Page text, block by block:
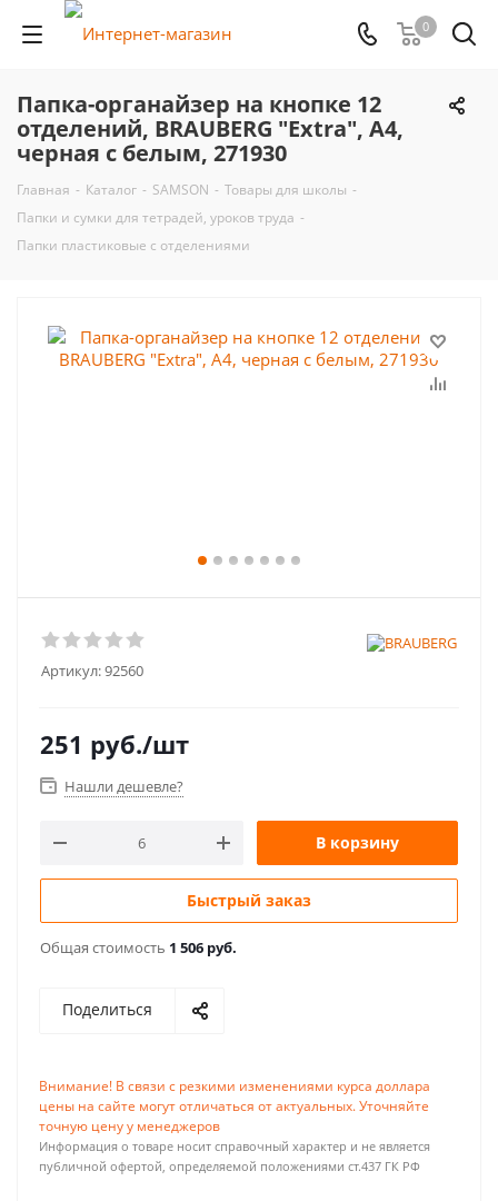
0
Папка-органайзер на кнопке 12
отделений, BRAUBERG "Extra", А4,
черная с белым, 271930
Главная - Каталог - SAMSON - Товары для школы -
Папки и сумки для тетрадей, уроков труда -
Папки пластиковые с отделениями
Артикул:92560
251 руб./шт
Нашли дешевле?
В корзину
Быстрый заказ
Общая стоимость 1 506 руб.
Поделиться
Внимание! В связи с резкими изменениями курса доллара
цены на сайте могут отличаться от актуальных. Уточняйте
точную цену у менеджеров
Информация о товаре носит справочный характер и не является
публичной офертой, определяемой положениями ст.437 ГК РФ